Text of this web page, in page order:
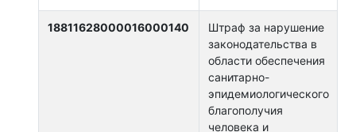
18811628000016000140
Штраф за нарушение
законодательства в
области обеспечения
санитарно-
эпидемиологического
благополучия
человека и